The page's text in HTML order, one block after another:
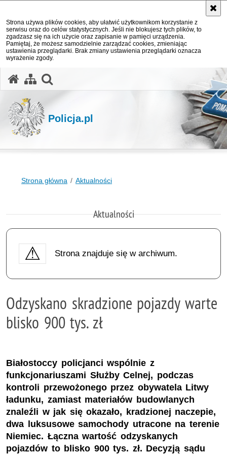
Strona używa plików cookies, aby ułatwić użytkownikom korzystanie z
serwisu oraz do celów statystycznych. Jeśli nie blokujesz tych plików, to
zgadzasz się na ich użycie oraz zapisanie w pamięci urządzenia.
Pamiętaj, że możesz samodzielnie zarządzać cookies, zmieniając
ustawienia przeglądarki. Brak zmiany ustawienia przeglądarki oznacza
wyrażenie zgody.
Policja.pl
Strona główna Aktualności
Aktualności
Strona znajduje się w archiwum.
Odzyskano skradzione pojazdy warte
blisko 900 tys. zł
Białostoccy policjanci wspólnie z
funkcjonariuszami Służby Celnej, podczas
kontroli przewożonego przez obywatela Litwy
ładunku, zamiast materiałów budowlanych
znaleźli w jak się okazało, kradzionej naczepie,
dwa luksusowe samochody utracone na terenie
Niemiec. Łączna wartość odzyskanych
pojazdów to blisko 900 tys. zł. Decyzją sądu